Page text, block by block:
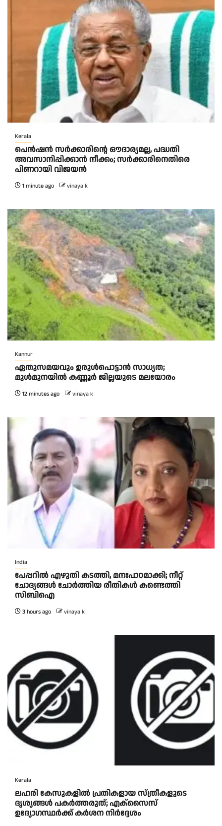
Kerala
പെൻഷൻ സർക്കാരിന്റെ ഔദാര്യമല്ല, പദ്ധതി
അവസാനിപ്പിക്കാൻ നീക്കം; സർക്കാരിനെതിരെ
പിണറായി വിജയൻ
1 minute ago vinaya k
Kannur
ഏതുസമയവും ഉരുൾപൊട്ടാൻ സാധ്യത;
മുൾമുനയിൽ കണ്ണൂർ ജില്ലയുടെ മലയോരം
12 minutes ago vinaya k
India
പേപ്പറിൽ എഴുതി കടത്തി, മനഃപാഠമാക്കി; നീറ്റ്
ചോദ്യങ്ങൾ ചോർത്തിയ രീതികൾ കണ്ടെത്തി
സിബിഐ
3 hours ago vinaya k
Kerala
ലഹരി കേസുകളിൽ പ്രതികളായ സ്ത്രീകളുടെ
ദൃശ്യങ്ങൾ പകർത്തരുത്; എക്‌സൈസ്
ഉദ്യോഗസ്ഥർക്ക് കർശന നിർദ്ദേശം